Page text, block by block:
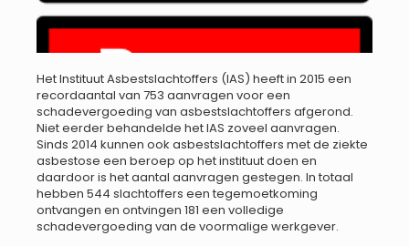
Het Instituut Asbestslachtoffers (IAS) heeft in 2015 een
recordaantal van 753 aanvragen voor een
schadevergoeding van asbestslachtoffers afgerond.
Niet eerder behandelde het IAS zoveel aanvragen.
Sinds 2014 kunnen ook asbestslachtoffers met de ziekte
asbestose een beroep op het instituut doen en
daardoor is het aantal aanvragen gestegen. In totaal
hebben 544 slachtoffers een tegemoetkoming
ontvangen en ontvingen 181 een volledige
schadevergoeding van de voormalige werkgever.